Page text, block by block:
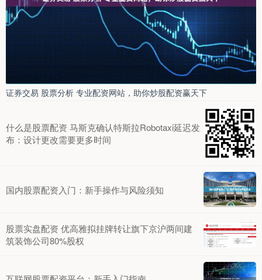
证券交易 股票分析 专业配资网站，助你炒股配资赢天下
什么是股票配资 马斯克确认特斯拉Robotaxi延迟发
布：设计更改需要更多时间
国内股票配资入门：新手操作与风险须知
股票实盘配资 优高雅拟挂牌转让旗下京沪两间建
筑装饰公司80%股权